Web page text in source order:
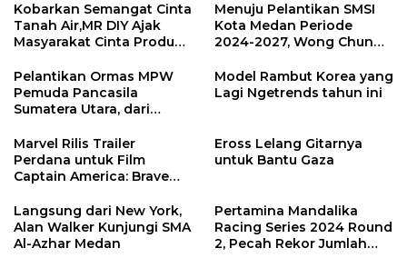
Kobarkan Semangat Cinta
Tanah Air,MR DIY Ajak
Masyarakat Cinta Produk
Menuju Pelantikan SMSI
Kota Medan Periode
2024-2027, Wong Chun
Koordinasi Forkompinda
Kota Medan
Pelantikan Ormas MPW
Pemuda Pancasila
Sumatera Utara, dari
Comedi
Model Rambut Korea yang
Lagi Ngetrends tahun ini
Marvel Rilis Trailer
Perdana untuk Film
Captain America: Brave
Eross Lelang Gitarnya
untuk Bantu Gaza
Langsung dari New York,
Alan Walker Kunjungi SMA
Al-Azhar Medan
Pertamina Mandalika
Racing Series 2024 Round
2, Pecah Rekor Jumlah